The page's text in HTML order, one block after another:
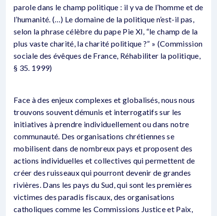
parole dans le champ politique : il y va de l’homme et de
l’humanité. (…) Le domaine de la politique n’est-il pas,
selon la phrase célèbre du pape Pie XI, “le champ de la
plus vaste charité, la charité politique ?” » (Commission
sociale des évêques de France, Réhabiliter la politique,
§ 35. 1999)
Face à des enjeux complexes et globalisés, nous nous
trouvons souvent démunis et interrogatifs sur les
initiatives à prendre individuellement ou dans notre
communauté. Des organisations chrétiennes se
mobilisent dans de nombreux pays et proposent des
actions individuelles et collectives qui permettent de
créer des ruisseaux qui pourront devenir de grandes
rivières. Dans les pays du Sud, qui sont les premières
victimes des paradis fiscaux, des organisations
catholiques comme les Commissions Justice et Paix,